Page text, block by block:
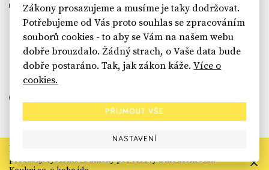
sinfin.digital
Rekonstrukce státu končí. Její členské organizace však dál
prosazují systémové změny pro férový a moderní stát.
Zákony prosazujeme a musíme je taky dodržovat.
Potřebujeme od Vás proto souhlas se zpracováním
souborů cookies - to aby se Vám na našem webu
dobře brouzdalo. Žádný strach, o Vaše data bude
dobře postaráno. Tak, jak zákon káže.Více o
cookies.
PŘIJMOUT VŠE
NASTAVENÍ